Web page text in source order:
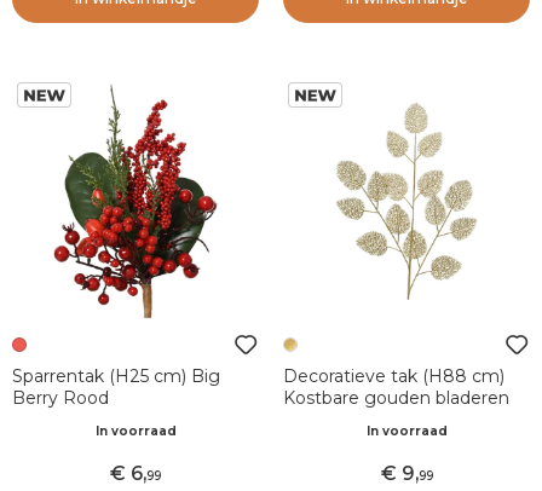
Sparrentak (H25 cm) Big
Berry Rood
In voorraad
6,99
Decoratieve tak (H88 cm)
Kostbare gouden bladeren
In voorraad
9,99